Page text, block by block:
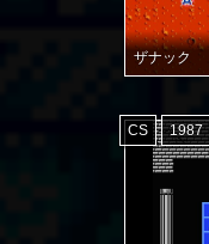
ザナック
CS 1987